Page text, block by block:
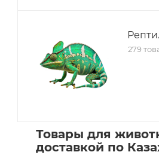
279
Товары для
доставкой по